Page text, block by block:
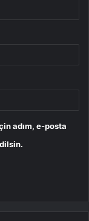
adım, e-posta